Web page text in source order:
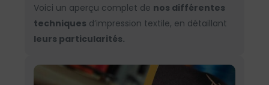
Voici un aperçu complet de nos différentes
techniques d’impression textile, en détaillant
leurs particularités.